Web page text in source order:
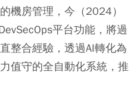
機房管理，今（2024）
平台功能，將過
整合經驗，透過AI轉化為
值守的全自動化系統，推